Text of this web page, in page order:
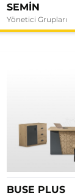
SEMİN
Yönetici Grupları
BUSE PLUS